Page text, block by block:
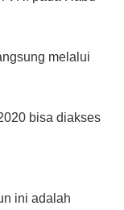
melalui
bisa diakses
ini adalah